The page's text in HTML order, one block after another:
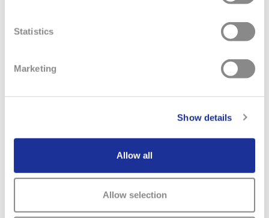
Statistics
Marketing
Show details
Allow all
Allow selection
RELATIONS INVESTISSEURS
investissements, veuillez utiliser notre formulaire de contact.